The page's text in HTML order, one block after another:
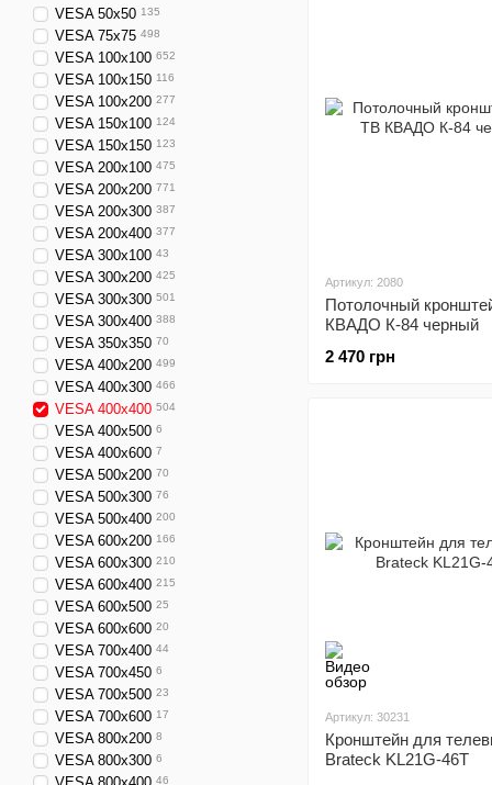
Артикул: 2080
Потолочный
КВАДО К-84 черный
2 470 грн
Артикул: 30231
Кронштейн для
Brateck KL21G-46T
VESA 50x50 135
VESA 75x75 498
VESA 100x100 652
VESA 100x150 116
VESA 100x200 277
VESA 150x100 124
VESA 150x150 123
VESA 200x100 475
VESA 200x200 771
VESA 200x300 387
VESA 200x400 377
VESA 300x100 43
VESA 300x200 425
VESA 300x300 501
VESA 300x400 388
VESA 350x350 70
VESA 400x200 499
VESA 400x300 466
VESA 400x400 504
VESA 400x500 6
VESA 400x600 7
VESA 500x200 70
VESA 500x300 76
VESA 500x400 200
VESA 600x200 166
VESA 600x300 210
VESA 600x400 215
VESA 600x500 25
VESA 600x600 20
VESA 700x400 44
VESA 700x450 6
VESA 700x500 23
VESA 700x600 17
VESA 800x200 8
VESA 800x300 6
46